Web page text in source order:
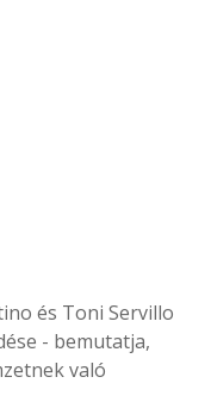
és Toni Servillo
- bemutatja,
való